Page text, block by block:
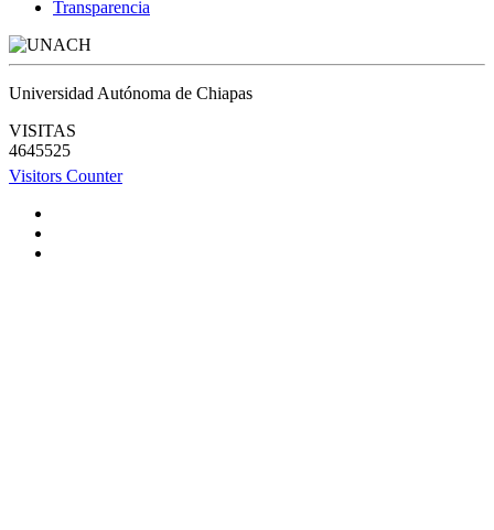
Transparencia
Universidad Autónoma de Chiapas
VISITAS
4645525
Visitors Counter